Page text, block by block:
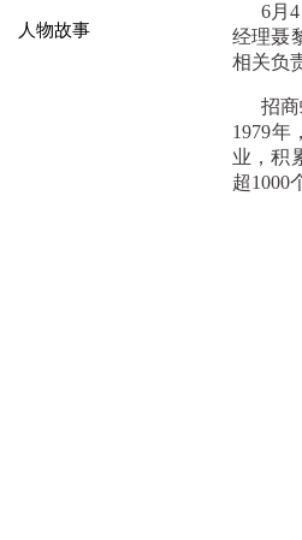
人物故事
6月4
经理聂
相关负
招商
1979年
业，积
超1000